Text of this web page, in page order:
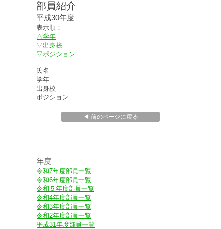
部員紹介
平成30年度
表示順：
△学年
▽出身校
▽ポジション
氏名
学年
出身校
ポジション
◀ 前のページに戻る
年度
令和7年度部員一覧
令和6年度部員一覧
令和５年度部員一覧
令和4年度部員一覧
令和3年度部員一覧
令和2年度部員一覧
平成31年度部員一覧